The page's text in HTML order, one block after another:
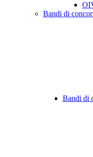
Bandi di
Bandi di